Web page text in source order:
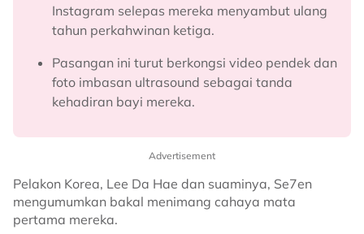
Instagram selepas mereka menyambut ulang
tahun perkahwinan ketiga.
Pasangan ini turut berkongsi video pendek dan
foto imbasan ultrasound sebagai tanda
kehadiran bayi mereka.
Advertisement
Pelakon Korea, Lee Da Hae dan suaminya, Se7en
mengumumkan bakal menimang cahaya mata
pertama mereka.